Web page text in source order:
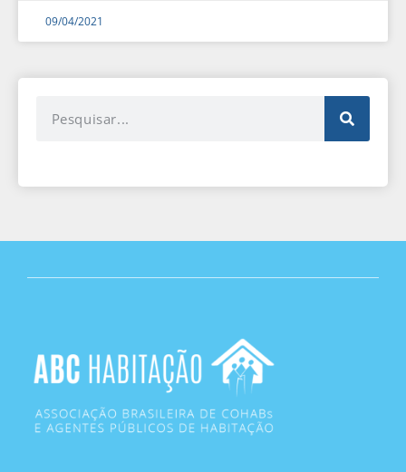
09/04/2021